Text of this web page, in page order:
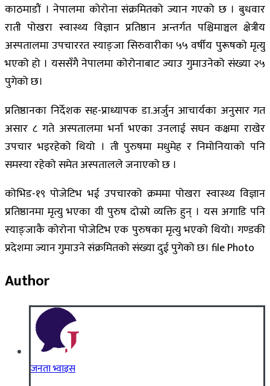
काठमाडौं । नेपालमा कोरोना संक्रमितको ज्यान गएको छ । बुधवार
राती पोखरा स्वास्थ्य विज्ञान प्रतिष्ठान अन्तर्गत पश्चिमाञ्चल क्षेत्रीय
अस्पतालमा उपचाररत स्याङ्जा सिरुवारीका ५५ वर्षीय पुरूषको मृत्यु
भएको हो । यससँगै नेपालमा कोरोनाबाट ज्याउ गुमाउनेको संख्या २५
पुगेको छ।
प्रतिष्ठानका निर्देशक सह-प्राध्यापक डा.अर्जुन आचार्यका अनुसार गत
असार ८ गते अस्पतालमा भर्ना भएका उनलाई सघन कक्षमा राखेर
उपचार भइरहेको थियो । ती पुरुषमा मधुमेह र निमोनियाको पनि
समस्या रहेको समेत अस्पतालले जनाएको छ ।
कोभिड-१९ पोजेटिभ भई उपचारको क्रममा पोखरा स्वास्थ्य विज्ञान
प्रतिष्ठानमा मृत्यु भएका यी पुरुष दोस्रो व्यक्ति हुन् । यस अगाडि पनि
स्याङ्जाकै कोरोना पोजेटिभ एक पुरुषका मृत्यु भएको थियो। गण्डकी
प्रदेशमा ज्यान गुमाउने संक्रमितको संख्या दुई पुगेको छ। file Photo
Author
जनता भ्वाइस